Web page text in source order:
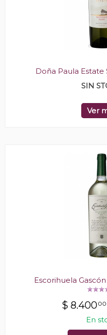
Doña Paula Estate
SIN
Ver
Escorihuela
$ 8.40000
En